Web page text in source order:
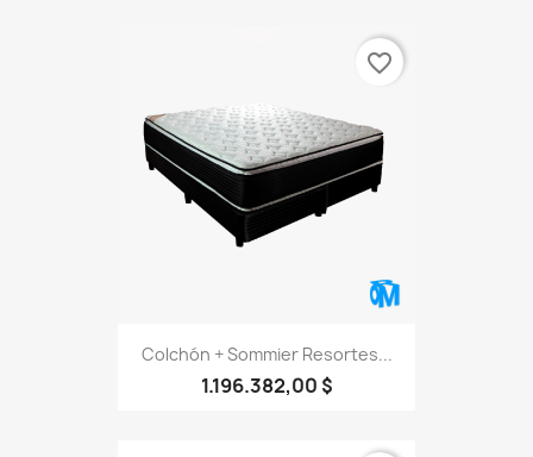
Colchón + Sommier Resortes...
1.196.382,00 $
favorite_border